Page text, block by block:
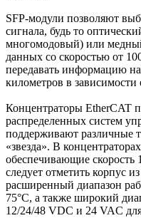
SFP-модули позволяют
сигнала, будь то
многомодовый) или
данных со скоростью от
передавать информацию
километров в зависимости
Концентраторы EtherCAT
распределенных систем
поддерживают различные
«звезда». В
обеспечивающие
следует отметить корпус
расширенный диапазон
75°C, а также широкий
12/24/48 VDC и 24 VAC